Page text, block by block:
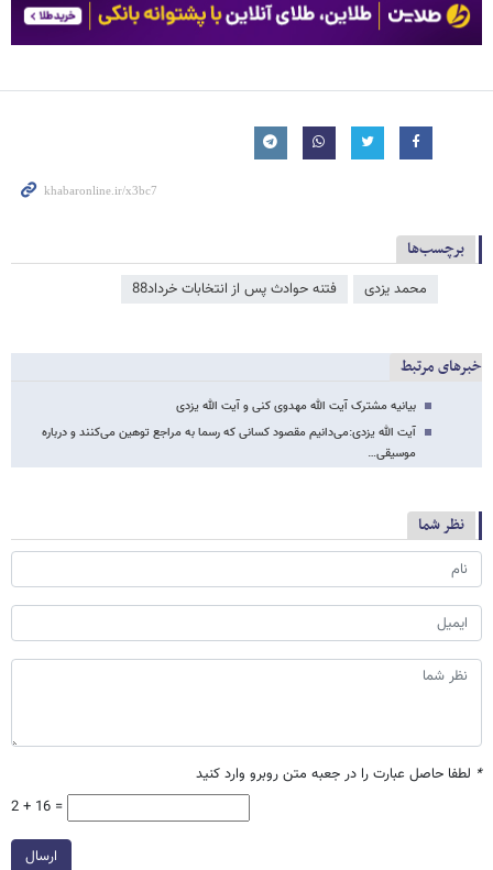
برچسب‌ها
محمد یزدی فتنه حوادث پس از انتخابات خرداد88
خبرهای مرتبط
بیانیه مشترک آیت الله مهدوی کنی و آیت الله یزدی
آیت الله یزدی:می‌دانیم مقصود کسانی که رسما به مراجع توهین می‌کنند و درباره
موسیقی…
نظر شما
* لطفا حاصل عبارت را در جعبه متن روبرو وارد کنید
2 + 16 =
ارسال